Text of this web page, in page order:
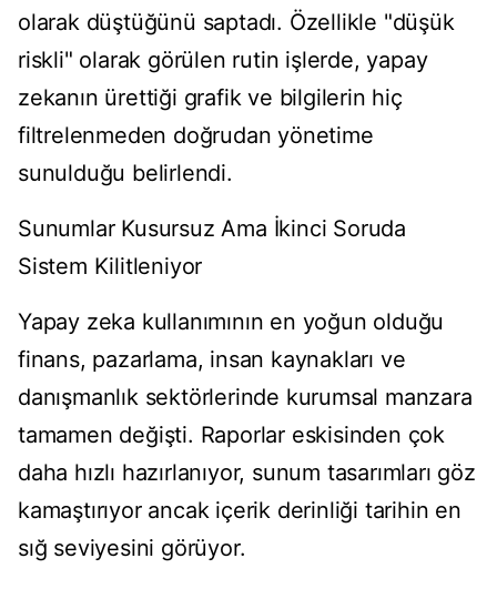
olarak düştüğünü saptadı. Özellikle "düşük
riskli" olarak görülen rutin işlerde, yapay
zekanın ürettiği grafik ve bilgilerin hiç
filtrelenmeden doğrudan yönetime
sunulduğu belirlendi.
Sunumlar Kusursuz Ama İkinci Soruda
Sistem Kilitleniyor
Yapay zeka kullanımının en yoğun olduğu
finans, pazarlama, insan kaynakları ve
danışmanlık sektörlerinde kurumsal manzara
tamamen değişti. Raporlar eskisinden çok
daha hızlı hazırlanıyor, sunum tasarımları göz
kamaştırıyor ancak içerik derinliği tarihin en
sığ seviyesini görüyor.